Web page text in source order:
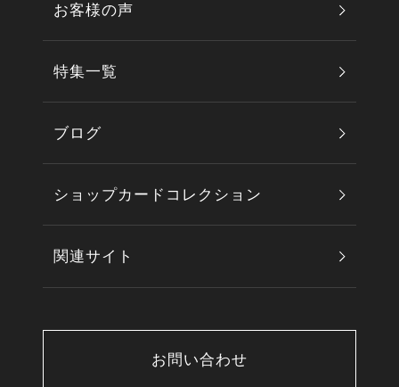
お客様の声
特集一覧
ブログ
ショップカードコレクション
関連サイト
お問い合わせ